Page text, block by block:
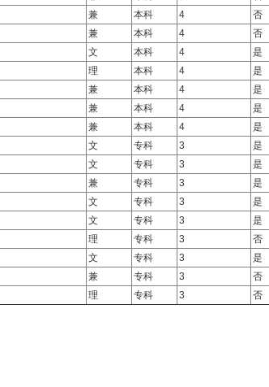
兼 本科 4
否
兼 本科 4 否
文 本科 4
是
理 本科 4
是
兼 本科 4
是
兼 本科 4
是
兼 本科 4 是
文 专科 3 是
文 专科 3
是
兼 专科 3
是
文 专科 3 是
文 专科 3
是
理 专科 3
否
文 专科 3
是
兼 专科 3
否
理 专科 3 否